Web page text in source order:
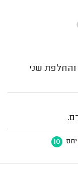
שני
יחס 10